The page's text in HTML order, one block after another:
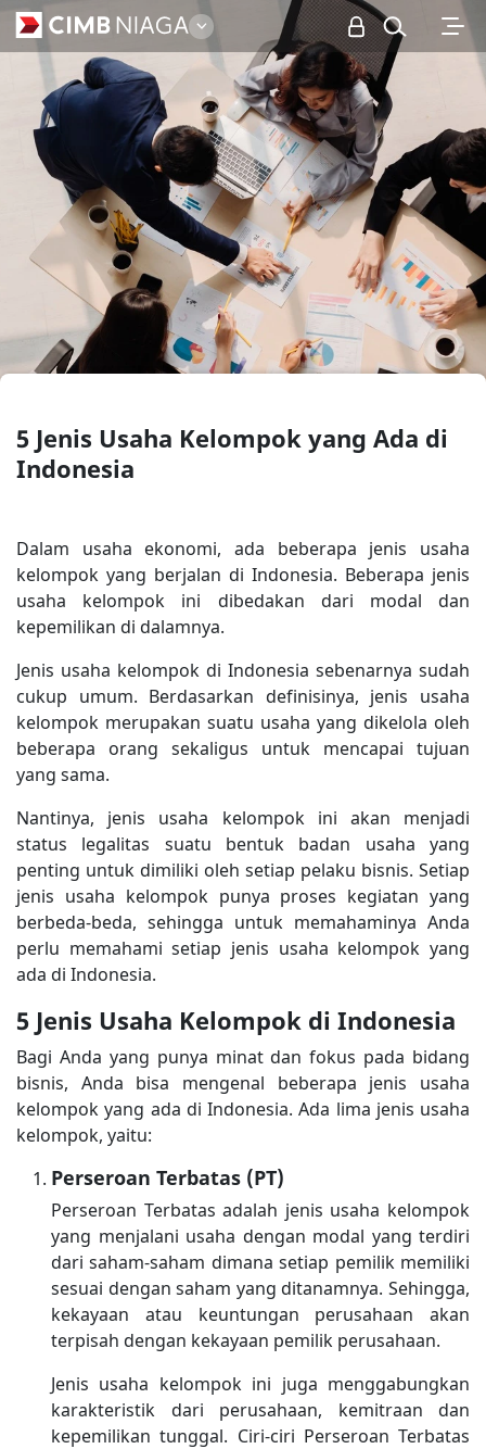
Personal
5 Jenis Usaha Kelompok yang Ada di
Indonesia
Dalam usaha ekonomi, ada beberapa jenis usaha
kelompok yang berjalan di Indonesia. Beberapa jenis
usaha kelompok ini dibedakan dari modal dan
kepemilikan di dalamnya.
Jenis usaha kelompok di Indonesia sebenarnya sudah
cukup umum. Berdasarkan definisinya, jenis usaha
kelompok merupakan suatu usaha yang dikelola oleh
beberapa orang sekaligus untuk mencapai tujuan
yang sama.
Nantinya, jenis usaha kelompok ini akan menjadi
status legalitas suatu bentuk badan usaha yang
penting untuk dimiliki oleh setiap pelaku bisnis. Setiap
jenis usaha kelompok punya proses kegiatan yang
berbeda-beda, sehingga untuk memahaminya Anda
perlu memahami setiap jenis usaha kelompok yang
ada di Indonesia.
5 Jenis Usaha Kelompok di Indonesia
Bagi Anda yang punya minat dan fokus pada bidang
bisnis, Anda bisa mengenal beberapa jenis usaha
kelompok yang ada di Indonesia. Ada lima jenis usaha
kelompok, yaitu:
Perseroan Terbatas (PT)
Perseroan Terbatas adalah jenis usaha kelompok
yang menjalani usaha dengan modal yang terdiri
dari saham-saham dimana setiap pemilik memiliki
sesuai dengan saham yang ditanamnya. Sehingga,
kekayaan atau keuntungan perusahaan akan
terpisah dengan kekayaan pemilik perusahaan.
Jenis usaha kelompok ini juga menggabungkan
karakteristik dari perusahaan, kemitraan dan
kepemilikan tunggal. Ciri-ciri Perseroan Terbatas